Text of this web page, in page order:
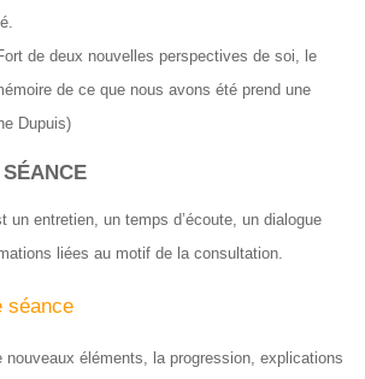
de deux nouvelles perspectives de soi, le
de ce que nous avons été prend une
Dupuis)
SÉANCE
un entretien, un temps d’écoute, un dialogue
liées au motif de la consultation.
séance
nouveaux éléments, la progression, explications